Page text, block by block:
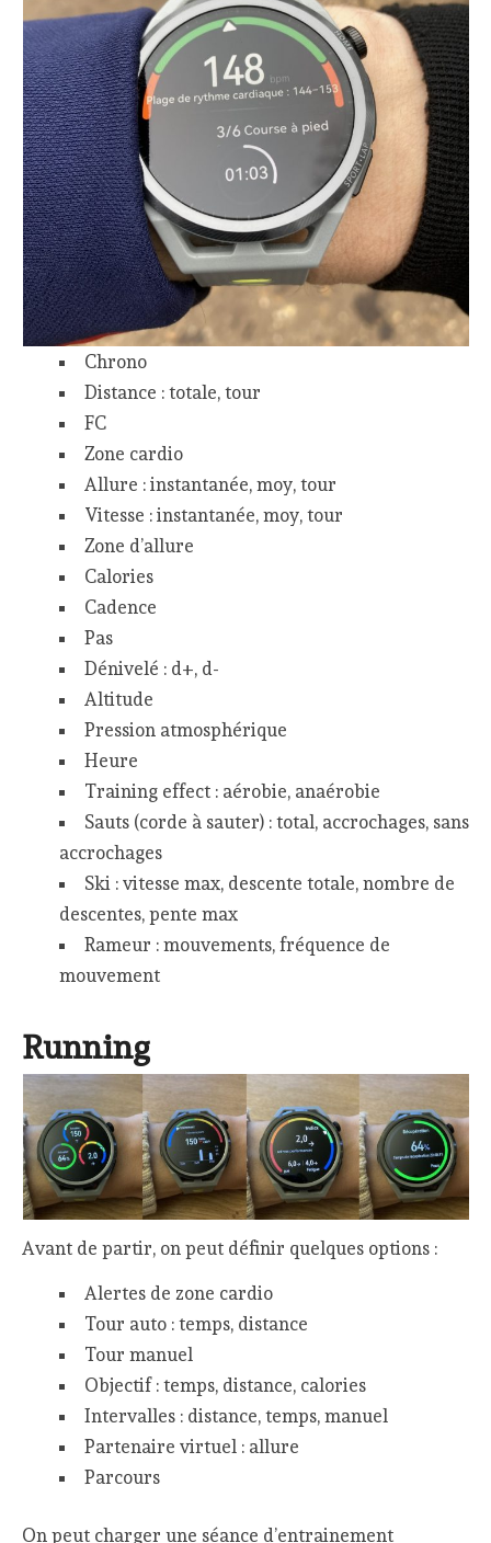
Chrono
Distance : totale, tour
FC
Zone cardio
Allure : instantanée, moy, tour
Vitesse : instantanée, moy, tour
Zone d’allure
Calories
Cadence
Pas
Dénivelé : d+, d-
Altitude
Pression atmosphérique
Heure
Training effect : aérobie, anaérobie
Sauts (corde à sauter) : total, accrochages, sans
accrochages
Ski : vitesse max, descente totale, nombre de
descentes, pente max
Rameur : mouvements, fréquence de
mouvement
Running
Avant de partir, on peut définir quelques options :
Alertes de zone cardio
Tour auto : temps, distance
Tour manuel
Objectif : temps, distance, calories
Intervalles : distance, temps, manuel
Partenaire virtuel : allure
Parcours
On peut charger une séance d’entrainement